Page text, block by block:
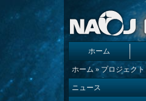
ホーム
ホーム » プロジェクト
ニュース